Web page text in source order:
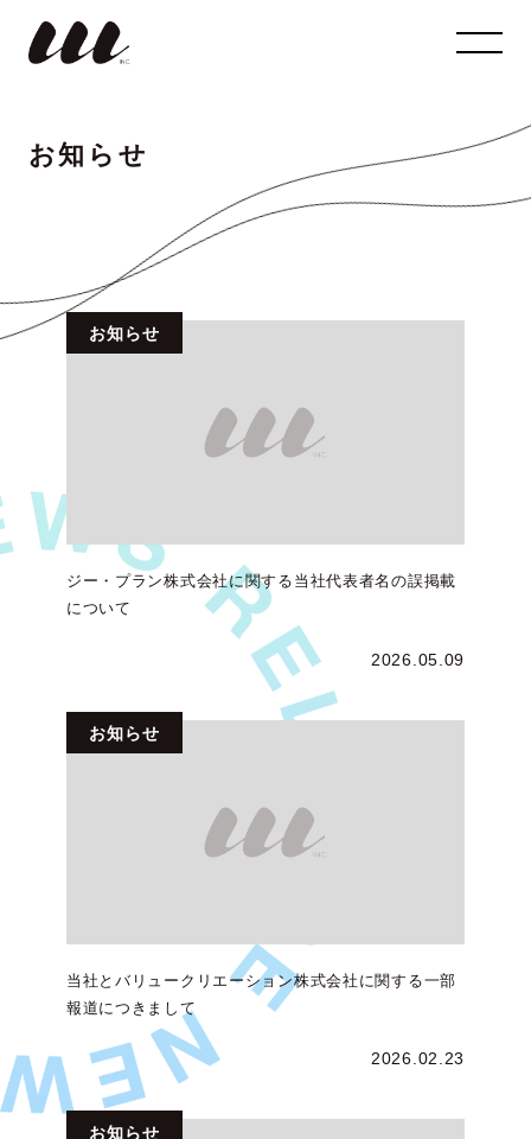
お知らせ
お知らせ
ジー・プラン株式会社に関する当社代表者名の誤掲載
について
2026.05.09
お知らせ
当社とバリュークリエーション株式会社に関する一部
報道につきまして
2026.02.23
お知らせ